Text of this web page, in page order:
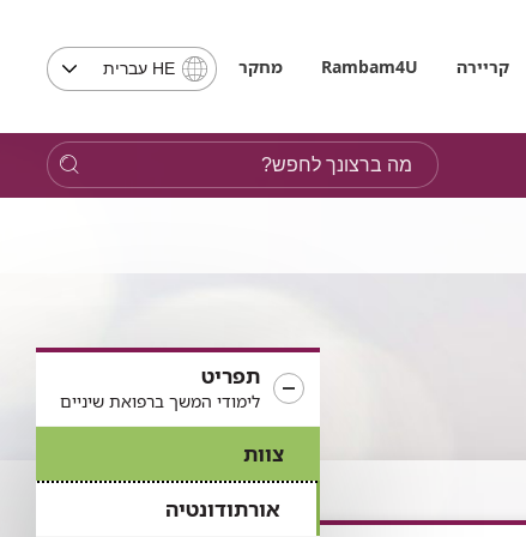
קריירה Rambam4U מחקר
בחירת
שים
לב,
בבחירת
לאתר
HE עברית
מה
ברצונך
לחפש?
תפריט
לימודי המשך ברפואת שיניים
צוות
אורתודונטיה